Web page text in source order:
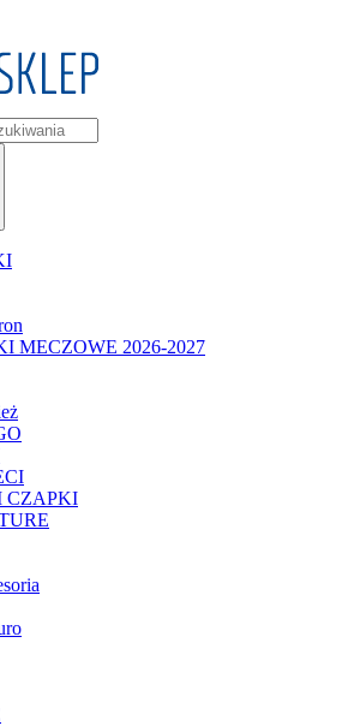
MECZOWE 2026-2027
CZAPKI